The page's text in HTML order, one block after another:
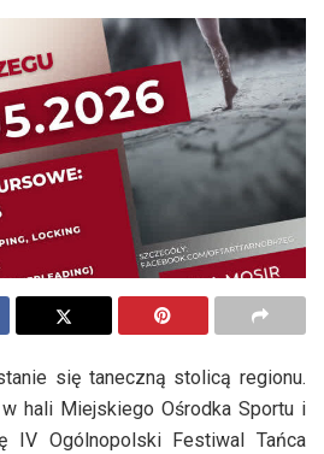
się taneczną stolicą regionu.
hali Miejskiego Ośrodka Sportu i
IV Ogólnopolski Festiwal Tańca